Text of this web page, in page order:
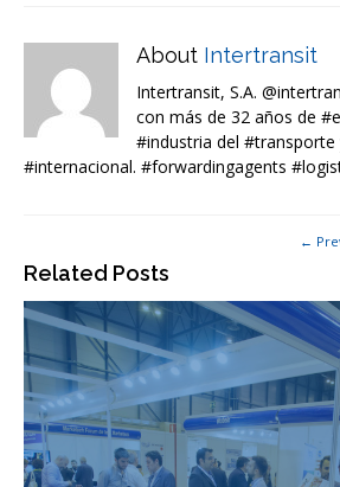
About Intertransit
Intertransit, S.A.
con más de 32 años de
#industria del #transporte
#internacional. #forwardingagents
Related Posts
←